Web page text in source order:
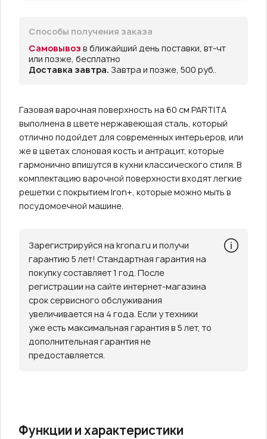
Способы получения заказа
Самовывоз в ближайший день поставки, вт-чт
или позже, бесплатно
Доставка завтра. Завтра и позже, 500 руб..
Газовая варочная поверхность на 60 см PARTITA
выполнена в цвете нержавеющая сталь, который
отлично подойдет для современных интерьеров, или
же в цветах слоновая кость и антрацит, которые
гармонично впишутся в кухни классического стиля. В
комплектацию варочной поверхности входят легкие
решетки с покрытием Iron+, которые можно мыть в
посудомоечной машине.
Зарегистрируйся на krona.ru и получи
гарантию 5 лет! Стандартная гарантия на
покупку составляет 1 год. После
регистрации на сайте интернет-магазина
срок сервисного обслуживания
увеличивается на 4 года. Если у техники
уже есть максимальная гарантия в 5 лет, то
дополнительная гарантия не
предоставляется.
Функции и характеристики